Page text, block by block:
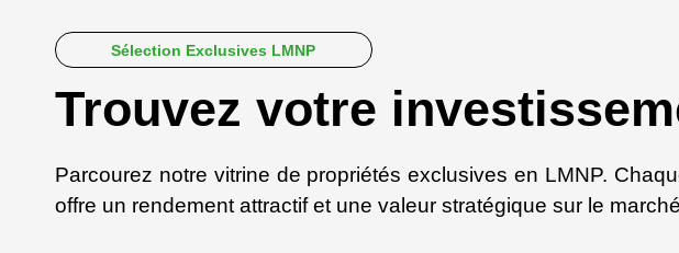
Sélection Exclusives LMNP
Trouvez votre
Parcourez notre vitrine de propriétés exclusives en LMNP.
offre un rendement attractif et une valeur stratégique sur le